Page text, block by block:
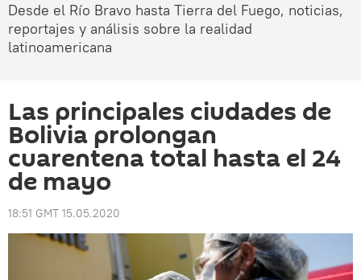
Desde el Río Bravo hasta Tierra del Fuego, noticias,
reportajes y análisis sobre la realidad
latinoamericana
Las principales ciudades de
Bolivia prolongan
cuarentena total hasta el 24
de mayo
18:51 GMT 15.05.2020